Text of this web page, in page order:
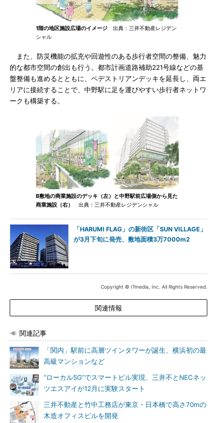
1階の地区施設広場のイメージ 出典：三井不動産レジデン
シャル
また、防災機能の拡充や回遊性のある歩行者空間の整備、魅力
的な都市空間の創出も行う。都市計画道路補助221号線などの基
盤整備も進めるとともに、ペデストリアンデッキを延長し、両エ
リアに接続することで、中野駅に足を運びやすい歩行者ネットワ
ークも構築する。
B敷地の商業施設のデッキ（左）と中野駅前広場側から見た
商業施設（右）
出典：三井不動産レジデンシャル
「HARUMI FLAG」の新街区「SUN VILLAGE」
が3月下旬に発売、敷地面積3万7000m2
Copyright © ITmedia, Inc. All Rights Reserved.
関連情報
関連記事
「関内」駅前に高層ツインタワーが誕生、横浜初の最
高級マンションなど
“ローカル5G”でスマートビル実現、三井不とNECネッ
ツエスアイが12月に実験スタート
三井不動産と竹中工務店が東京・日本橋で高さ70mの
木造オフィスビルを開発